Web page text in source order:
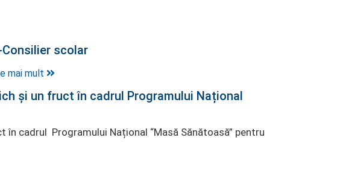
scolar
mai mult
și un fruct în cadrul Programului Național
cadrul Programului Național “Masă Sănătoasă” pentru